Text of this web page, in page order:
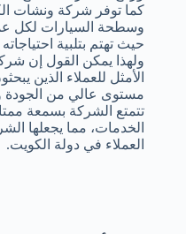
كما توفر شركة ونشات
وسطحة السيارات لكل
حيث تهتم بتلبية
ولهذا يمكن القول إن
الأمثل للعملاء الذين
مستوى عالي من الجودة
تتمتع الشركة بسمعة
الخدمات، مما يجعلها
العملاء في دولة الكويت.